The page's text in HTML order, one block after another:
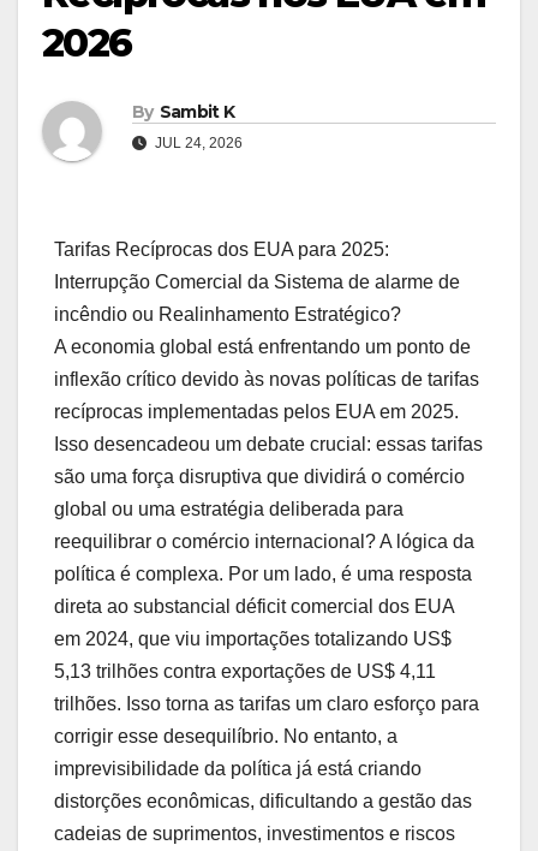
2026
By Sambit K
JUL 24, 2026
Tarifas Recíprocas dos EUA para 2025:
Interrupção Comercial da Sistema de alarme de
incêndio ou Realinhamento Estratégico?
A economia global está enfrentando um ponto de
inflexão crítico devido às novas políticas de tarifas
recíprocas implementadas pelos EUA em 2025.
Isso desencadeou um debate crucial: essas tarifas
são uma força disruptiva que dividirá o comércio
global ou uma estratégia deliberada para
reequilibrar o comércio internacional? A lógica da
política é complexa. Por um lado, é uma resposta
direta ao substancial déficit comercial dos EUA
em 2024, que viu importações totalizando US$
5,13 trilhões contra exportações de US$ 4,11
trilhões. Isso torna as tarifas um claro esforço para
corrigir esse desequilíbrio. No entanto, a
imprevisibilidade da política já está criando
distorções econômicas, dificultando a gestão das
cadeias de suprimentos, investimentos e riscos